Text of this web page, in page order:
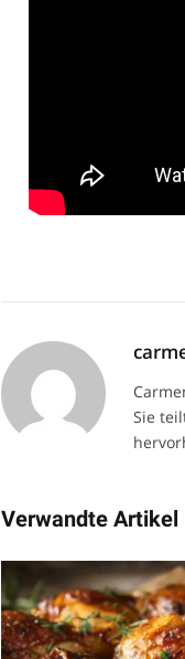
Sie
Verwandte Artikel